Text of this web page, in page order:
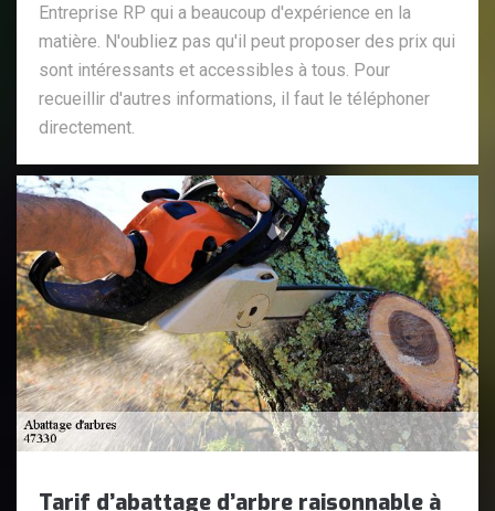
Entreprise RP qui a beaucoup d'expérience en la
matière. N'oubliez pas qu'il peut proposer des prix qui
sont intéressants et accessibles à tous. Pour
recueillir d'autres informations, il faut le téléphoner
directement.
Tarif d’abattage d’arbre raisonnable à